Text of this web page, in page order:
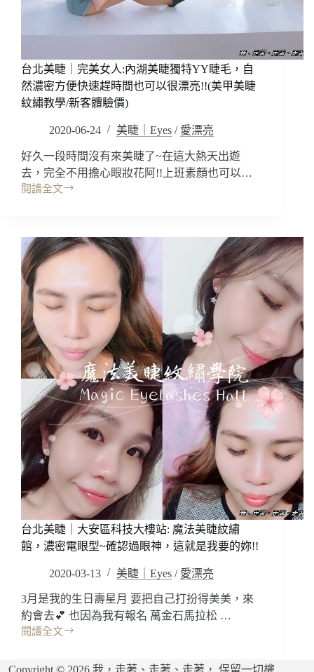
次
霧
眉
經
台
北
東
眉
推
薦/
半
永
久
霧
眉
推
薦
優
惠)
台北美睫｜完美女人:內湖美睫獨特YY睫毛，自
然濃密方便快速趕時間也可以很漂亮!!(美甲美睫
紋繡教學/新客體驗價)
2020-06-24 美睫｜Eyes / 愛漂亮
好久一段時間沒有來美睫了~在這大熱天出遊
去，完全不用擔心眼妝花阿!!上班素顏也可以…
閱讀全文
台
睫
｜
完
美
女
人:
內
湖
美
睫
YY
睫
毛，
自
然
濃
密
便
快
間
也
可
台北美睫｜大安區科技大樓站: 魔法美睫紋繡
館，濃密電眼型~確認過眼神，這就是我要的妳!!
2020-03-13 美睫｜Eyes / 愛漂亮
3月是我的生日壽星月 要把自己打扮得美美，來
約會去💕 也因為我有報名 萬金石馬拉松 …
閱讀全文
台
美